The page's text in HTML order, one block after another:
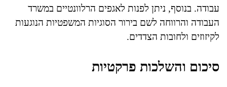
עבודה. בנוסף, ניתן לפנות לאגפים הרלוונטיים במשרד
העבודה והרווחה לשם בירור הסוגיות המשפטיות הנוגעות
לקיזוזים ולחובות הצדדים.
סיכום והשלכות פרקטיות